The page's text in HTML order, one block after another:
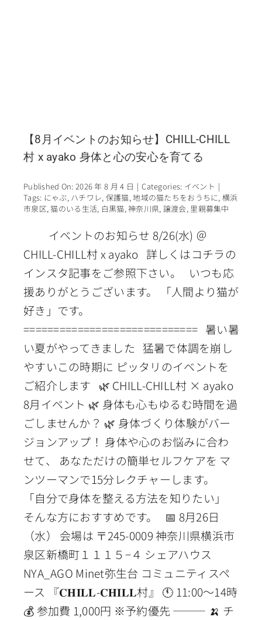
【8月イベントのお知らせ】CHILL-CHILL
村 x ayako 身体と心の安心を育てる
Published On: 2026 年 8 月 4 日 | Categories: イベント |
Tags: にゃぶ, ハチワレ, 保護猫,地域の猫たちをおうちに,横浜
市泉区,猫のいる生活, 白黒猫,神奈川県, 譲渡会, 里親募集中
イベントのお知らせ 8/26(水) ＠
CHILL-CHILL村 x ayako 詳しくはコチラの
インスタ記事をご参照下さい。 いつも応
援ありがとうございます。 「人間より猫が
好き」です。
============================= 暑い暑
い夏がやってきました 猛暑で体調を崩し
やすいこの時期に ピッタリのイベントを
ご紹介します 🌿 CHILL-CHILL村 × ayako
8月イベント 🌿 身体も心もゆるむ時間を過
ごしませんか？ 🌿 身体づくり体験がバー
ジョンアップ！ 身体や心のお悩みに合わ
せて、 あなただけの簡単セルフケアを マ
ンツーマンで15分レクチャーします。
「自分で身体を整える方法を知りたい」
そんな方におすすめです。 📅 8月26日
（水） 会場は 〒245-0009 神奈川県横浜市
泉区新橋町１１１５−４ シェアハウス
NYA_AGO Minet弥生台 コミュニティスペ
ース 『𝐂𝐇𝐈𝐋𝐋-𝐂𝐇𝐈𝐋𝐋村』 🕚 11:00〜14時
💰 参加費 1,000円 ※予約優先 ⸻ 🍌 チ